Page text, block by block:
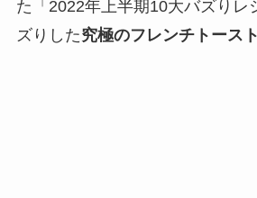
た「2022年上半期10大バズりレ
ズりした究極のフレンチトースト